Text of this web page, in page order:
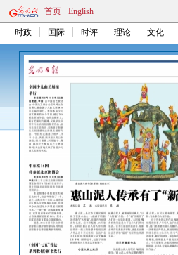
首页 English
时政 国际 时评 理论 文化